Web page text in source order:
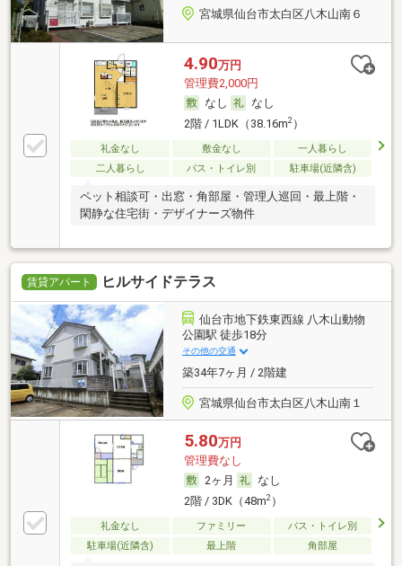
宮城県仙台市太白区八木山南６
4.90万円
管理費2,000円
なし
なし
2階 / 1LDK（38.16m2）
礼金なし 敷金なし
一人暮らし
二人暮らし
バス・トイレ別 駐車場(近隣含)
ペット相談可・出窓・角部屋・管理人巡回・最上階・
閑静な住宅街・デザイナーズ物件
賃貸アパート ヒルサイドテラス
仙台市地下鉄東西線 八木山動物
公園駅 徒歩18分
その他の交通
築34年7ヶ月 / 2階建
宮城県仙台市太白区八木山南１
5.80万円
管理費なし
2ヶ月
なし
2階 / 3DK（48m2）
礼金なし ファミリー
バス・トイレ別
駐車場(近隣含)
最上階 角部屋